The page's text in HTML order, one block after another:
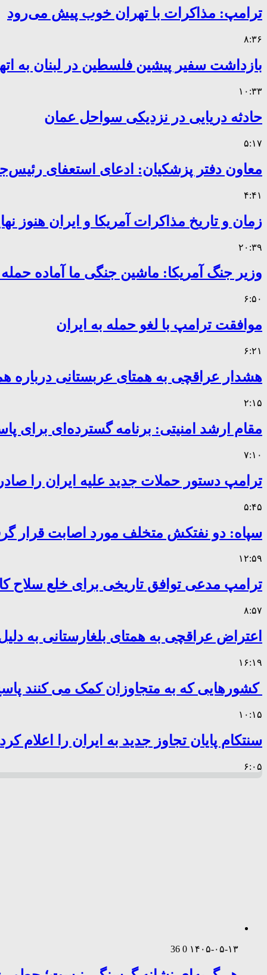
ترامپ: مذاکرات با تهران خوب پیش می‌رود
۸:۳۶
بازداشت سفیر پیشین فلسطین در لبنان به
۱۰:۳۳
حادثه دریایی در نزدیکی سواحل عمان
۵:۱۷
معاون دفتر پزشکیان: ادعای استعفای
۴:۴۱
زمان و تاریخ مذاکرات آمریکا و ایران هنوز
۲۰:۳۹
وزیر جنگ آمریکا: ماشین جنگی ما آماده
۶:۵۰
موافقت ترامپ با لغو حمله به ایران
۶:۲۱
هشدار عراقچی به همتای عربستانی درباره
۲:۱۵
مقام ارشد امنیتی: برنامه گسترده‌ای برای
۷:۱۰
ترامپ دستور حملات جدید علیه ایران را
۵:۴۵
سپاه: دو نفتکش متخلف مورد اصابت قرار
۱۲:۵۹
ترامپ مدعی توافق تاریخی برای خلع
۸:۵۷
اعتراض عراقچی به همتای بلغارستانی به
۱۶:۱۹
کشورهایی که به متجاوزان کمک می کنند
۱۰:۱۵
سنتکام پایان تجاوز جدید به ایران را اعلام کرد
۶:۰۵
۱۴۰۵-۰۵-۱۳ 0
36